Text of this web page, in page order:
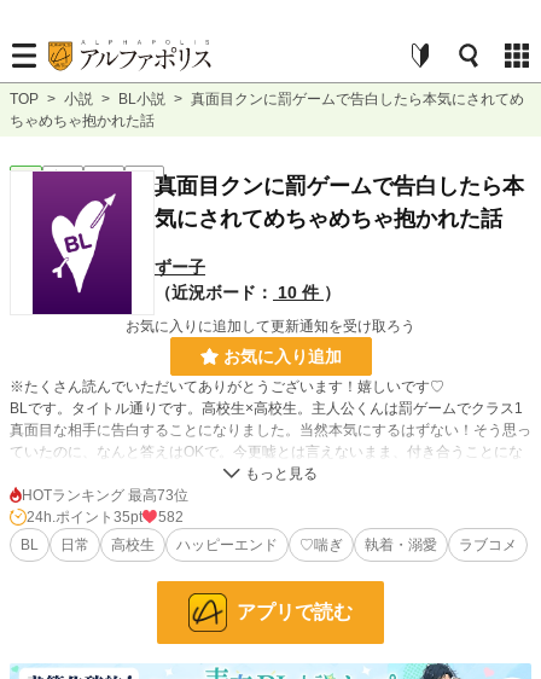
TOP > 小説 > BL小説 > 真面目クンに罰ゲームで告白したら本気にされてめ
ちゃめちゃ抱かれた話
BL 完結 短編
真面目クンに罰ゲームで告白したら本
気にされてめちゃめちゃ抱かれた話
ずー子
（近況ボード：
10 件 ）
お気に入りに追加して更新通知を受け取ろう
お気に入り追加
※たくさん読んでいただいてありがとうございます！嬉しいです♡
BLです。タイトル通りです。高校生×高校生。主人公くんは罰ゲームでクラス1
真面目な相手に告白することになりました。当然本気にするはずない！そう思っ
ていたのに、なんと答えはOKで。今更嘘とは言えないまま、付き合うことにな
初エッチが気持ち良すぎて抜けられなくなってしまった主人公くんと、実は虎視
眈々と狙っていた攻くんのはのぼのラブコメです。
私がネコチャン大好きなので受になる子大体ネコチャンみたいなイメージで作っ
てます。ふわふわかわいい。
アインくん→受くん。要領の良いタイプ。お調子者だけどちゃんと情はある。押
しに弱い。可愛くて気まぐれ。
トワくん→攻くん。心機一転真面目になろうと頑張る不器用優等生。ポテンシャ
ルは高い。見た目は切れ長クールイケメン。
HOTランキング 最高73位
24h.ポイント 35pt
582
BL
日常 高校生 ハッピーエンド ♡喘ぎ 執着・溺愛 ラブコメ
アプリで読む